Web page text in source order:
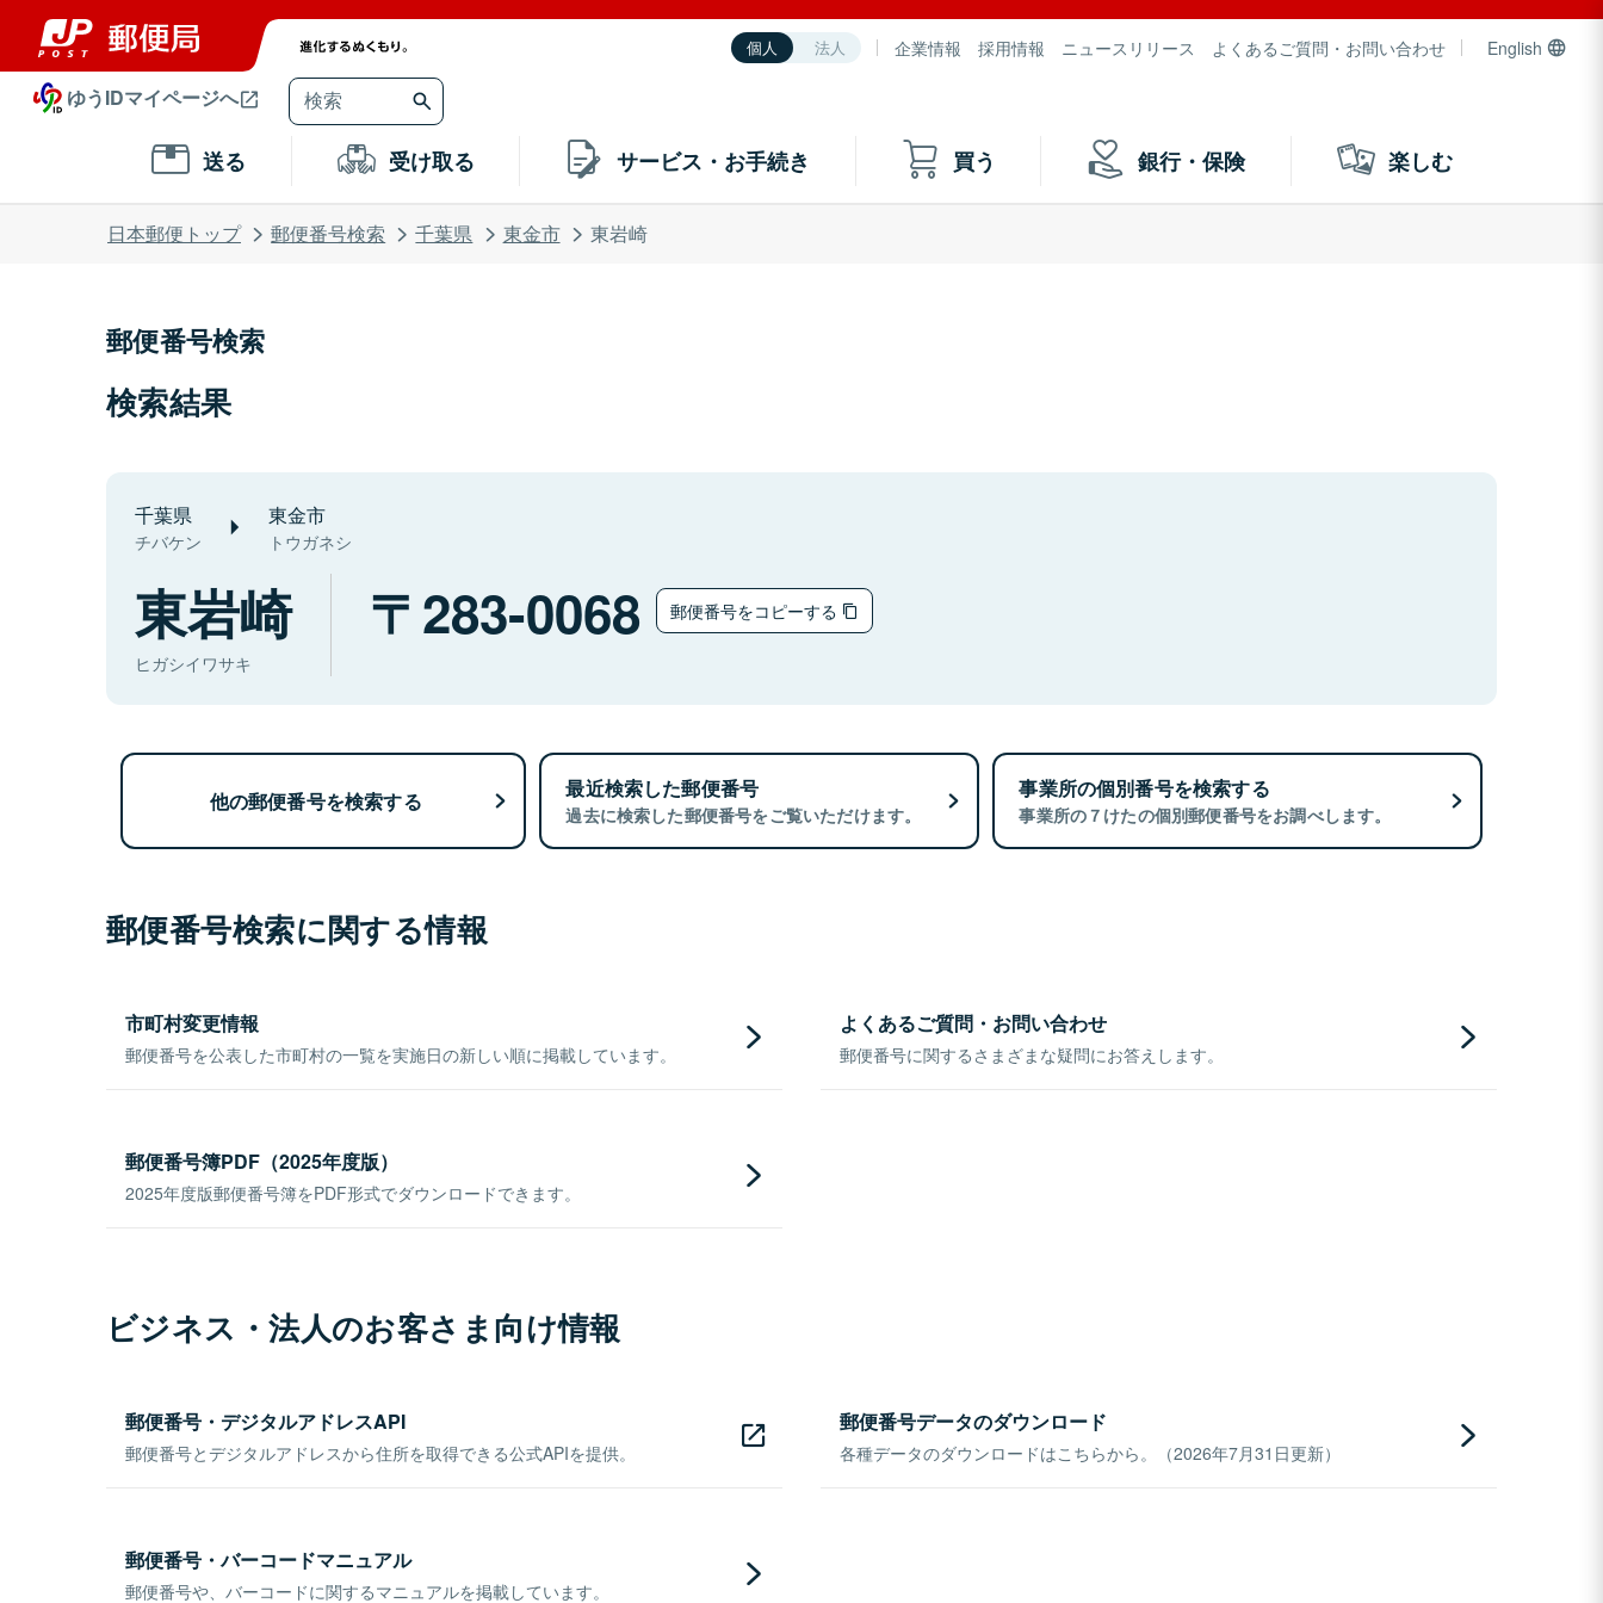
個人 法人 企業情報 採用情報 ニュースリリース よくあるご質問・お問い合わせ English
ゆうIDマイページへ
送る 受け取る サービス・お手続き 買う 銀行・保険 楽しむ
日本郵便トップ 郵便番号検索 千葉県 東金市 東岩崎
郵便番号検索
検索結果
千葉県
チバケン
東金市
トウガネシ
東岩崎
ヒガシイワサキ
283-0068 郵便番号をコピーする
他の郵便番号を検索する 最近検索した郵便番号
過去に検索した郵便番号をご覧いただけます。
事業所の個別番号を検索する
事業所の７けたの個別郵便番号をお調べします。
郵便番号検索に関する情報
市町村変更情報
郵便番号を公表した市町村の一覧を実施日の新しい順に掲載しています。
よくあるご質問・お問い合わせ
郵便番号に関するさまざまな疑問にお答えします。
郵便番号簿PDF（2025年度版）
2025年度版郵便番号簿をPDF形式でダウンロードできます。
ビジネス・法人のお客さま向け情報
郵便番号・デジタルアドレスAPI
郵便番号とデジタルアドレスから住所を取得できる公式APIを提供。
郵便番号データのダウンロード
各種データのダウンロードはこちらから。（2026年7月31日更新）
郵便番号・バーコードマニュアル
郵便番号や、バーコードに関するマニュアルを掲載しています。